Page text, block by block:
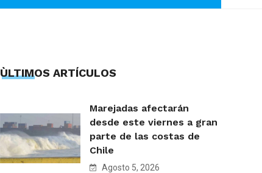
ÙLTIMOS ARTÍCULOS
Marejadas afectarán
desde este viernes a gran
parte de las costas de
Chile
Agosto 5, 2026